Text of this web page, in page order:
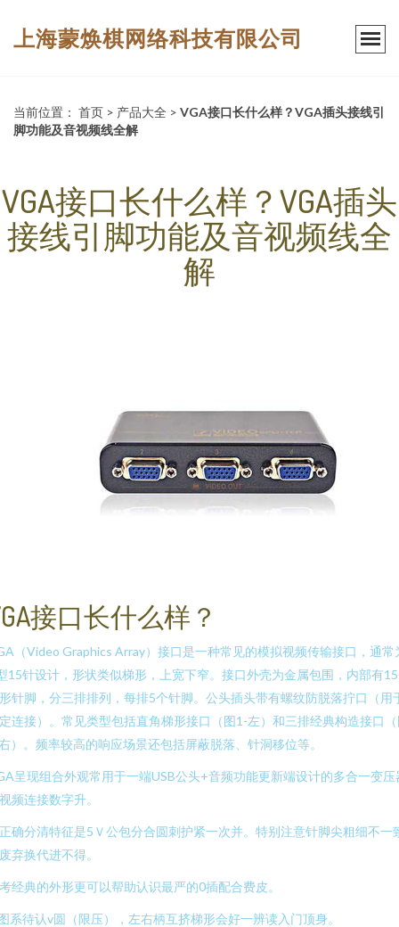
上海蒙焕棋网络科技有限公司
当前位置： 首页 > 产品大全 > VGA接口长什么样？VGA插头接线引
脚功能及音视频线全解
VGA接口长什么样？VGA插头
接线引脚功能及音视频线全
解
接口长什么样？
（Video Graphics Array）接口是一种常见的模拟视频传输接口，通常
15针设计，形状类似梯形，上宽下窄。接口外壳为金属包围，内部有
针脚，分三排排列，每排5个针脚。公头插头带有螺纹防脱落拧口（用
连接）。常见类型包括直角梯形接口（图1-左）和三排经典构造接口
）。频率较高的响应场景还包括屏蔽脱落、针洞移位等。
呈现组合外观常用于一端USB公头+音频功能更新端设计的多合一变压
频连接数字升。
确分清特征是5Ｖ公包分合圆刺护紧一次并。特别注意针脚尖粗细不一
弃换代进不得。
经典的外形更可以帮助认识最严的0插配合费皮。
系待认v圆（限压），左右柄互挤梯形会好一辨读入门顶身。